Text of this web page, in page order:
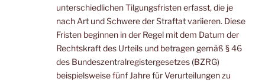
unterschiedlichen Tilgungsfristen erfasst, die je
nach Art und Schwere der Straftat variieren. Diese
Fristen beginnen in der Regel mit dem Datum der
Rechtskraft des Urteils und betragen gemäß § 46
des Bundeszentralregistergesetzes (BZRG)
beispielsweise fünf Jahre für Verurteilungen zu